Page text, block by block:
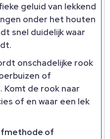
geluid van lekkend
onder het houten
snel duidelijk waar
onschadelijke rook
of
Komt de rook naar
of en waar een lek
of